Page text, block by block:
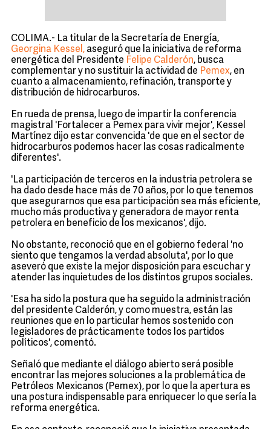
COLIMA.- La titular de la Secretaría de Energía,
Georgina Kessel, aseguró que la iniciativa de reforma
energética del Presidente Felipe Calderón, busca
complementar y no sustituir la actividad de Pemex, en
cuanto a almacenamiento, refinación, transporte y
distribución de hidrocarburos.
En rueda de prensa, luego de impartir la conferencia
magistral 'Fortalecer a Pemex para vivir mejor', Kessel
Martínez dijo estar convencida 'de que en el sector de
hidrocarburos podemos hacer las cosas radicalmente
diferentes'.
'La participación de terceros en la industria petrolera se
ha dado desde hace más de 70 años, por lo que tenemos
que asegurarnos que esa participación sea más eficiente,
mucho más productiva y generadora de mayor renta
petrolera en beneficio de los mexicanos', dijo.
No obstante, reconoció que en el gobierno federal 'no
siento que tengamos la verdad absoluta', por lo que
aseveró que existe la mejor disposición para escuchar y
atender las inquietudes de los distintos grupos sociales.
'Esa ha sido la postura que ha seguido la administración
del presidente Calderón, y como muestra, están las
reuniones que en lo particular hemos sostenido con
legisladores de prácticamente todos los partidos
políticos', comentó.
Señaló que mediante el diálogo abierto será posible
encontrar las mejores soluciones a la problemática de
Petróleos Mexicanos (Pemex), por lo que la apertura es
una postura indispensable para enriquecer lo que sería la
reforma energética.